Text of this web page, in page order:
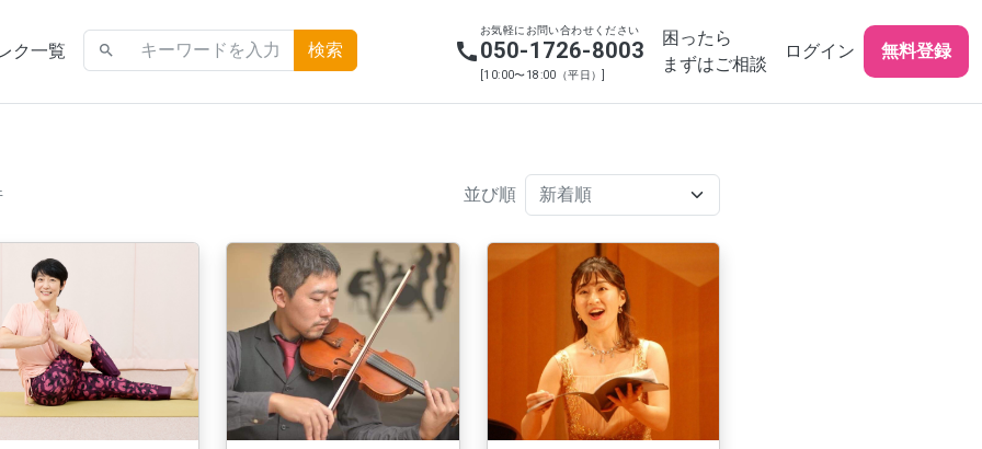
ク一覧 search call
お気軽にお問い合わせください
050-1726-8003
[10:00〜18:00（平日）]
困ったら
まずはご相談
ログイン 無料登録
並び順